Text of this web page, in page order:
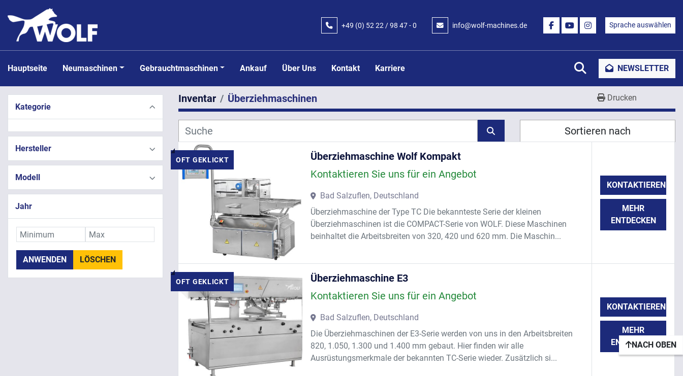
+49 (0) 52 22 / 98 47 - 0 info@wolf-machines.de
FACEBOOK
YOUTUBEINSTAGRAM
Sprache auswählen
Hauptseite Neumaschinen Gebrauchtmaschinen Ankauf Über Uns Kontakt Karriere SucheNEWSLETTER
Kategorie
Hersteller
Modell
Jahr
ANWENDEN LÖSCHEN
Inventar Überziehmaschinen Drucken
Sortieren nach
OFT GEKLICKT
Überziehmaschine Wolf Kompakt
Kontaktieren Sie uns für ein Angebot
Bad Salzuflen, Deutschland
Überziehmaschine der Type TC Die bekannteste Serie der kleinen
Überziehmaschinen ist die COMPACT-Serie von WOLF. Diese Maschinen
beinhaltet die Arbeitsbreiten von 320, 420 und 620 mm. Die Maschin...
KONTAKTIEREN
MEHR
ENTDECKEN
OFT GEKLICKT
Überziehmaschine E3
Kontaktieren Sie uns für ein Angebot
Bad Salzuflen, Deutschland
Die Überziehmaschinen der E3-Serie werden von uns in den Arbeitsbreiten
820, 1.050, 1.300 und 1.400 mm gebaut. Hier finden wir alle
Ausrüstungsmerkmale der bekannten TC-Serie wieder. Zusätzlich si...
KONTAKTIEREN
MEHR
ENTDECKEN
NACH OBEN